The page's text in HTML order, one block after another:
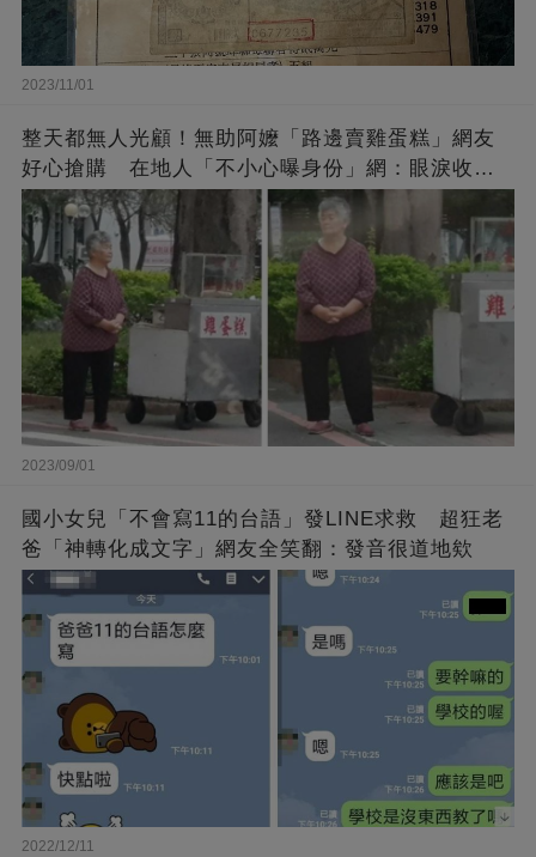
2023/11/01
整天都無人光顧！無助阿嬤「路邊賣雞蛋糕」網友
好心搶購 在地人「不小心曝身份」網：眼淚收回
來了
2023/09/01
國小女兒「不會寫11的台語」發LINE求救 超狂老
爸「神轉化成文字」網友全笑翻：發音很道地欸
2022/12/11